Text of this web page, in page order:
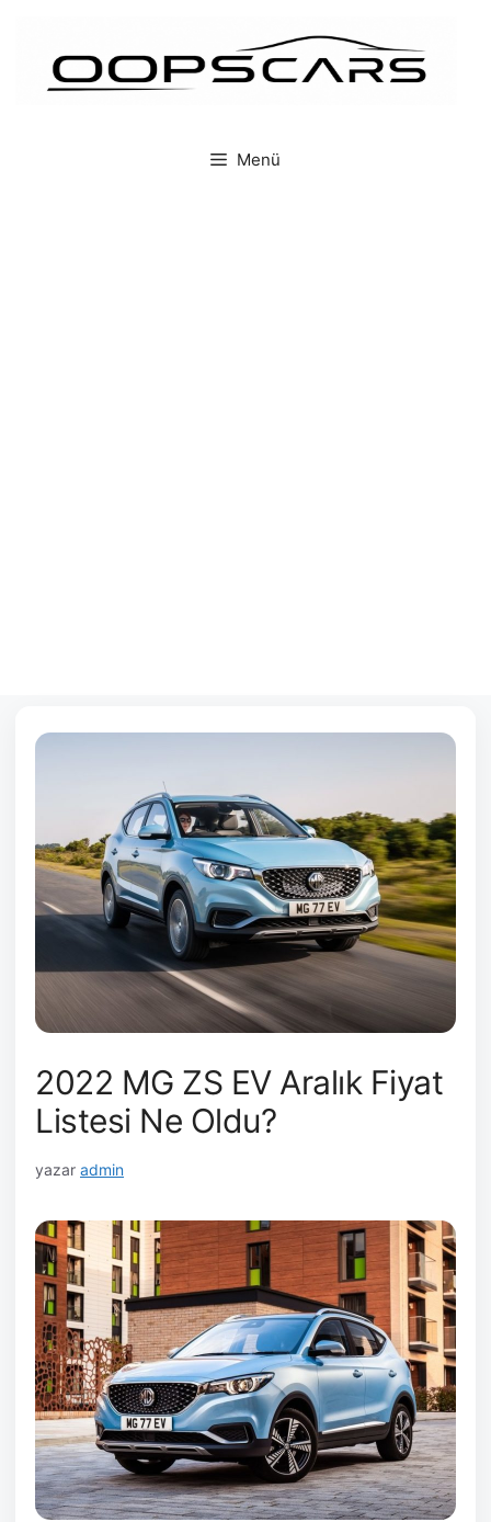
Menü
2022 MG ZS EV Aralık Fiyat
Listesi Ne Oldu?
yazar admin